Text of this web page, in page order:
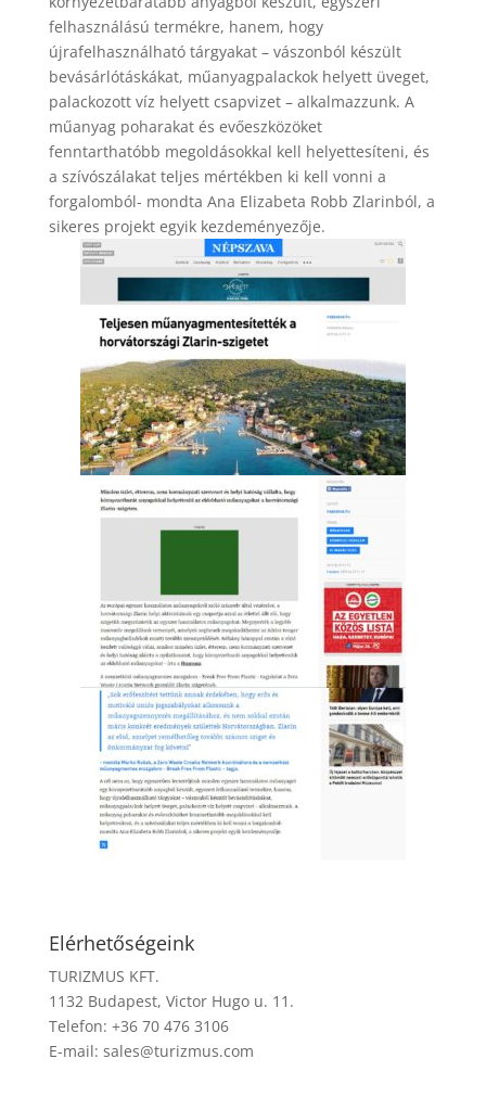
felhasználású termékre, hanem, hogy
újrafelhasználható tárgyakat – vászonból készült
bevásárlótáskákat, műanyagpalackok helyett üveget,
palackozott víz helyett csapvizet – alkalmazzunk. A
műanyag poharakat és evőeszközöket
fenntarthatóbb megoldásokkal kell helyettesíteni, és
a szívószálakat teljes mértékben ki kell vonni a
forgalomból- mondta Ana Elizabeta Robb Zlarinból, a
sikeres projekt egyik kezdeményezője.
Elérhetőségeink
TURIZMUS KFT.
1132 Budapest, Victor Hugo u. 11.
Telefon: +36 70 476 3106
E-mail: sales@turizmus.com